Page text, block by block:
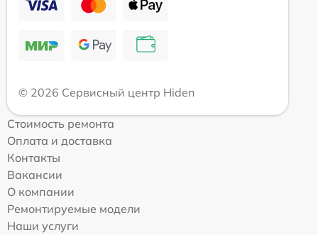
© 2026 Сервисный центр Hiden
Стоимость ремонта
Оплата и доставка
Контакты
Вакансии
О компании
Ремонтируемые модели
Наши услуги